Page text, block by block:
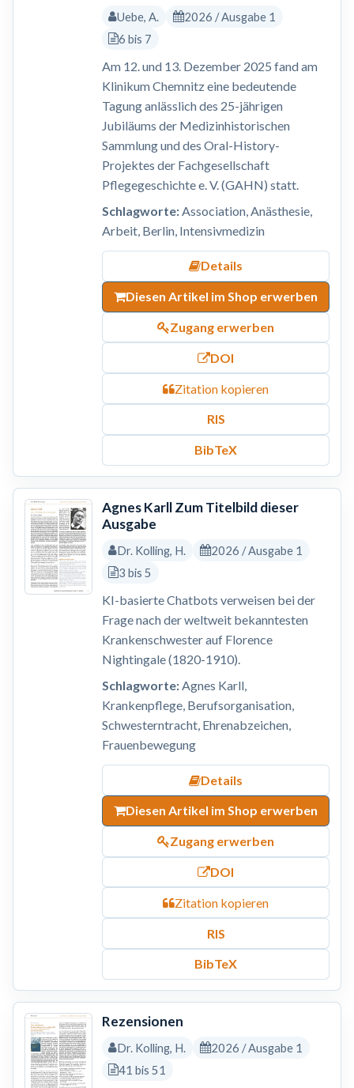
Uebe, A.
2026 / Ausgabe 1
6 bis 7
Am 12. und 13. Dezember 2025 fand am
Klinikum Chemnitz eine bedeutende
Tagung anlässlich des 25-jährigen
Jubiläums der Medizinhistorischen
Sammlung und des Oral-History-
Projektes der Fachgesellschaft
Pflegegeschichte e. V. (GAHN) statt.
Schlagworte:Association, Anästhesie,
Arbeit, Berlin, Intensivmedizin
Details
Diesen Artikel im Shop erwerben
Zugang erwerben
DOI
Zitation kopieren
RIS
BibTeX
Agnes Karll Zum Titelbild dieser
Ausgabe
Dr. Kolling, H.
2026 / Ausgabe 1
3 bis 5
KI-basierte Chatbots verweisen bei der
Frage nach der weltweit bekanntesten
Krankenschwester auf Florence
Nightingale (1820-1910).
Schlagworte:Agnes Karll,
Krankenpflege, Berufsorganisation,
Schwesterntracht, Ehrenabzeichen,
Frauenbewegung
Details
Diesen Artikel im Shop erwerben
Zugang erwerben
DOI
Zitation kopieren
RIS
BibTeX
Rezensionen
Dr. Kolling, H.
2026 / Ausgabe 1
41 bis 51